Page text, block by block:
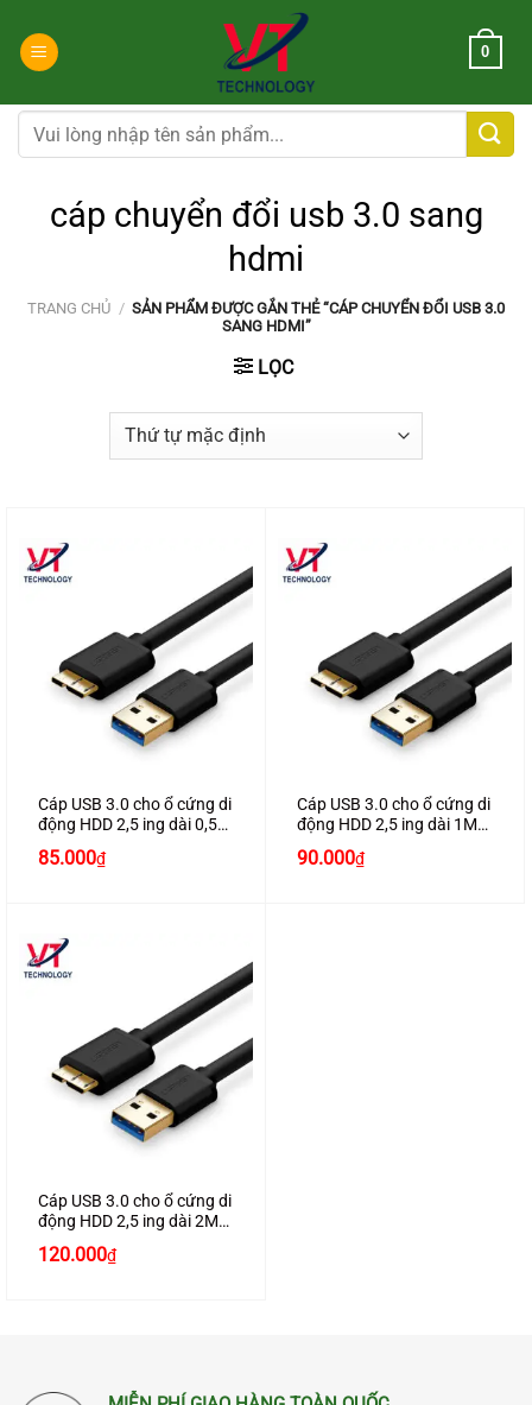
đến
dung
0
Tìm
kiếm:
cáp chuyển đổi usb 3.0 sang
hdmi
TRANG CHỦ / SẢN PHẨM ĐƯỢC GẮN THẺ “CÁP CHUYỂN ĐỔI USB 3.0
SANG HDMI”
LỌC
Cáp USB 3.0 cho ổ cứng di
động HDD 2,5 ing dài 0,5m
cao cấp
85.000₫
Cáp USB 3.0 cho ổ cứng di
động HDD 2,5 ing dài 1M
cao cấp
90.000₫
Cáp USB 3.0 cho ổ cứng di
động HDD 2,5 ing dài 2M
cao cấp
120.000₫